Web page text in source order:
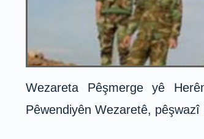
Wezareta Pêşmerge yê
Pêwendiyên Wezaretê,